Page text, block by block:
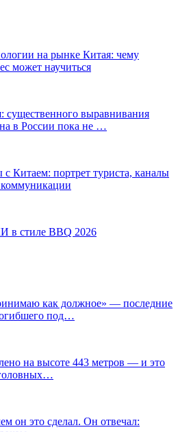
на рынке Китая: чему
может научиться
существенного выравнивания
в России пока не …
Китаем: портрет туриста, каналы
стиле BBQ 2026
как должное» — последние
под…
на высоте 443 метров — и это
он это сделал. Он отвечал: